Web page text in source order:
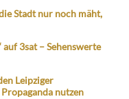
Stadt nur noch mäht,
3sat – Sehenswerte
Leipziger
nutzen